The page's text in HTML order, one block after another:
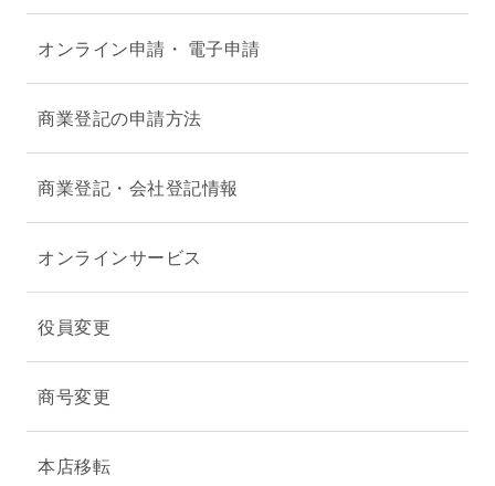
オンライン申請・ 電子申請
商業登記の申請方法
商業登記・会社登記情報
オンラインサービス
役員変更
商号変更
本店移転